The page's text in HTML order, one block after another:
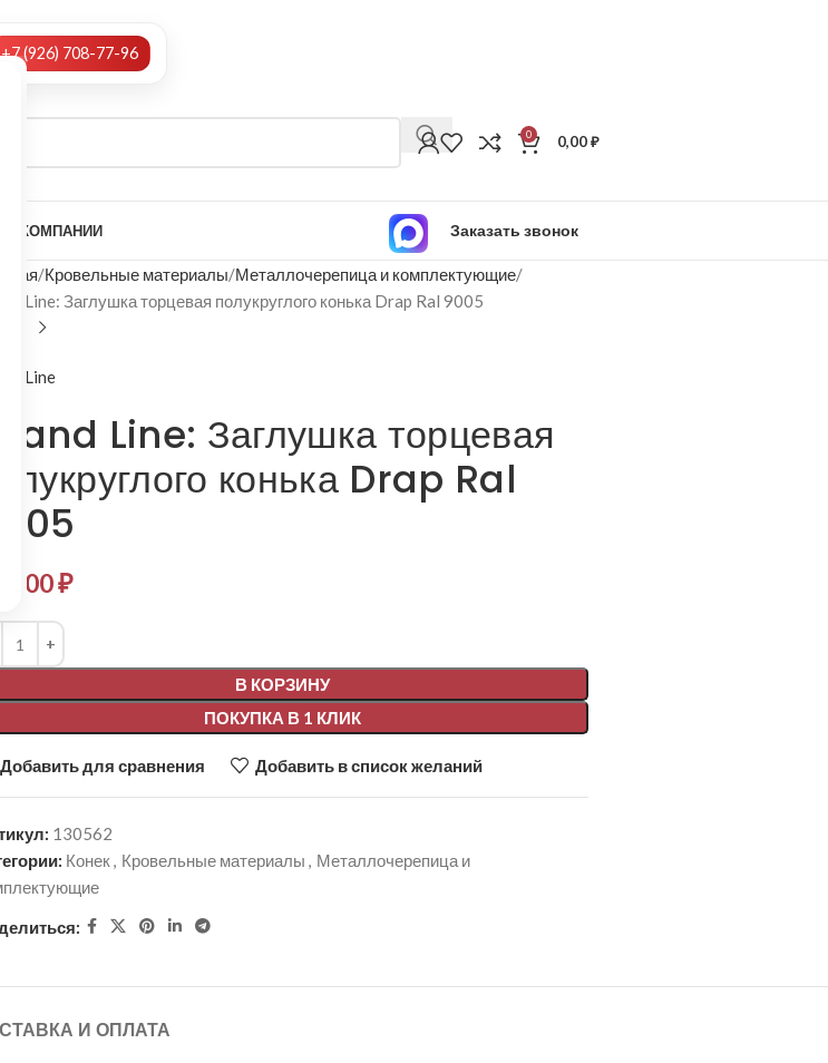
+7 (926) 708-77-96
0 0,00₽
О КОМПАНИИ Заказать звонок
Кровельные материалы Металлочерепица и комплектующие
Line: Заглушка торцевая полукруглого конька Drap Ral 9005
Line
Line: Заглушка торцевая
полукруглого конька Drap Ral
₽
В КОРЗИНУ
ПОКУПКА В 1 КЛИК
Добавить для сравнения Добавить в список желаний
130562
Конек, Кровельные материалы , Металлочерепица и
И ОПЛАТА